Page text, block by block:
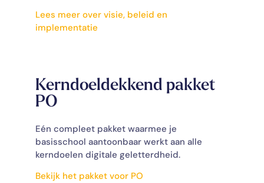
Lees meer over visie, beleid en
implementatie
Kerndoeldekkend pakket
PO
Eén compleet pakket waarmee je
basisschool aantoonbaar werkt aan alle
kerndoelen digitale geletterdheid.
Bekijk het pakket voor PO